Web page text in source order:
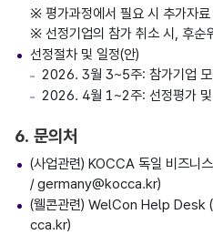
※ 평가과정에서 필요 시 추가자
※ 선정기업의 참가 취소 시, 후순
선정절차 및 일정(안)
2026. 3월 3~5주: 참가기업 모
2026. 4월 1~2주: 선정평가 및
6. 문의처
(사업관련) KOCCA 독일 비즈
/ germany@kocca.kr)
(웰콘관련) WelCon Help
cca.kr)